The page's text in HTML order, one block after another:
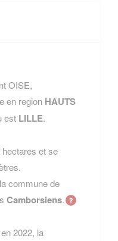
OISE,
en region HAUTS
est LILLE.
et se
commune de
Camborsiens.
2022, la